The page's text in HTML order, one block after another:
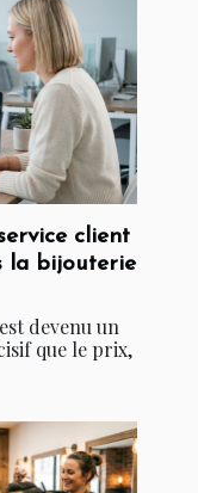
client
la bijouterie
devenu un
que le prix,